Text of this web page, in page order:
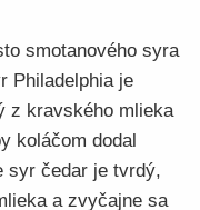
smotanového syra
Philadelphia je
z kravského mlieka
koláčom dodal
syr čedar je tvrdý,
a zvyčajne sa